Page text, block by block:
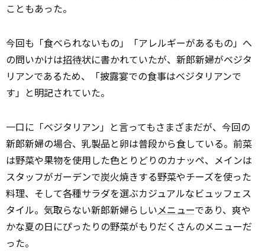
こともあった。
今回も「食べられないもの」「アレルギーがあるもの」へ
の問いかけは招待状に書かれていたが、新郎新婦がベジタ
リアンであるため、「披露宴での食事はベジタリアンで
す」と明記されていた。
一口に「ベジタリアン」と言ってもさまざまだが、今回の
新郎新婦の場合、乳製品と卵は普段から食している。前菜
は野菜や果物を使用した色とりどりのカナッペ、メインは
スタッフがガーデンで炭火焼きする野菜やチーズを使った
料理、そして各種サラダを選ぶカジュアルなビュッフェス
タイル。気取らない新郎新婦らしいメニューであり、爽や
かな夏の日にぴったりの野菜がもりだくさんのメニューだ
った。